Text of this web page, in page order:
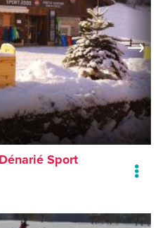
Sport